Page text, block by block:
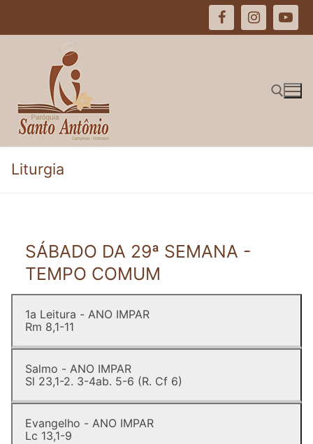
Pesquisar por:
Liturgia
SÁBADO DA 29ª SEMANA -
TEMPO COMUM
1a Leitura - ANO IMPAR
Rm 8,1-11
Salmo - ANO IMPAR
Sl 23,1-2. 3-4ab. 5-6 (R. Cf 6)
Evangelho - ANO IMPAR
Lc 13,1-9